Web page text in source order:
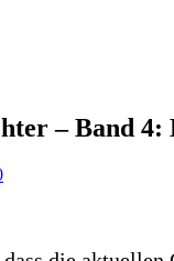
– Band